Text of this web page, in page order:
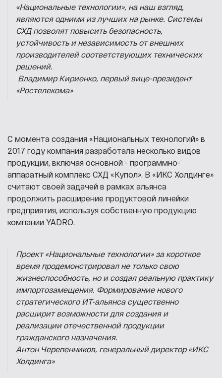
«Национальные технологии», на наш взгляд,
являются одними из лучших на рынке. Системы
СХД позволят повысить безопасность,
устойчивость и независимость от внешних
производителей соответствующих технических
решений.
Владимир Кириенко, первый вице-президент
«Ростелекома»
С момента создания «Национальных технологий» в
2017 году компания разработала несколько видов
продукции, включая основной - программно-
аппаратный комплекс СХД «Купол». В «ИКС Холдинге»
считают своей задачей в рамках альянса
продолжить расширение продуктовой линейки
предприятия, используя собственную продукцию
компании YADRO.
Проект «Национальные технологии» за короткое
время продемонстрировал не только свою
жизнеспособность, но и создал реальную практику
импортозамещения. Формирование нового
стратегического ИТ-альянса существенно
расширит возможности для создания и
реализации отечественной продукции
гражданского назначения.
Антон Черепенников, генеральный директор «ИКС
Холдинга»